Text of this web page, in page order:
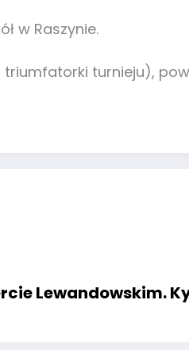
w Raszynie.
turnieju),
Lewandowskim.